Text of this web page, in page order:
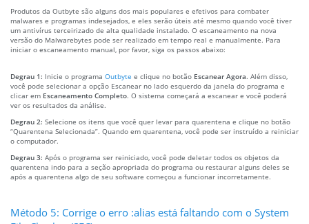
Produtos da Outbyte são alguns dos mais populares e efetivos para combater
malwares e programas indesejados, e eles serão úteis até mesmo quando você tiver
um antivírus terceirizado de alta qualidade instalado. O escaneamento na nova
versão do Malwarebytes pode ser realizado em tempo real e manualmente. Para
iniciar o escaneamento manual, por favor, siga os passos abaixo:
Degrau 1: Inicie o programa Outbyte e clique no botão Escanear Agora. Além disso,
você pode selecionar a opção Escanear no lado esquerdo da janela do programa e
clicar em Escaneamento Completo. O sistema começará a escanear e você poderá
ver os resultados da análise.
Degrau 2: Selecione os itens que você quer levar para quarentena e clique no botão
“Quarentena Selecionada”. Quando em quarentena, você pode ser instruído a reiniciar
o computador.
Degrau 3: Após o programa ser reiniciado, você pode deletar todos os objetos da
quarentena indo para a seção apropriada do programa ou restaurar alguns deles se
após a quarentena algo de seu software começou a funcionar incorretamente.
Método 5: Corrige o erro :alias está faltando com o System